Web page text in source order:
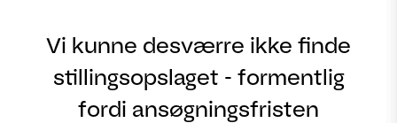
Vi kunne desværre ikke finde
stillingsopslaget - formentlig
fordi ansøgningsfristen